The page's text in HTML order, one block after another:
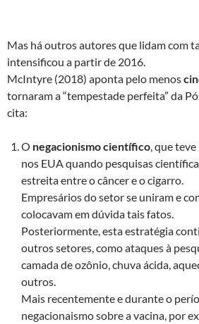
Mas há outros autores que lidam com
intensificou a partir de 2016.
McIntyre (2018) aponta pelo menos
tornaram a “tempestade perfeita” da
cita:
O negacionismo científico, que
nos EUA quando pesquisas
estreita entre o câncer e o cigarro.
Empresários do setor se uniram e
colocavam em dúvida tais fatos.
Posteriormente, esta estratégia
outros setores, como ataques à
camada de ozônio, chuva ácida,
outros.
Mais recentemente e durante o
negacionaismo sobre a vacina, por